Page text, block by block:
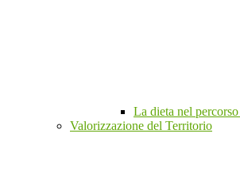
La dieta nel
Valorizzazione del Territorio